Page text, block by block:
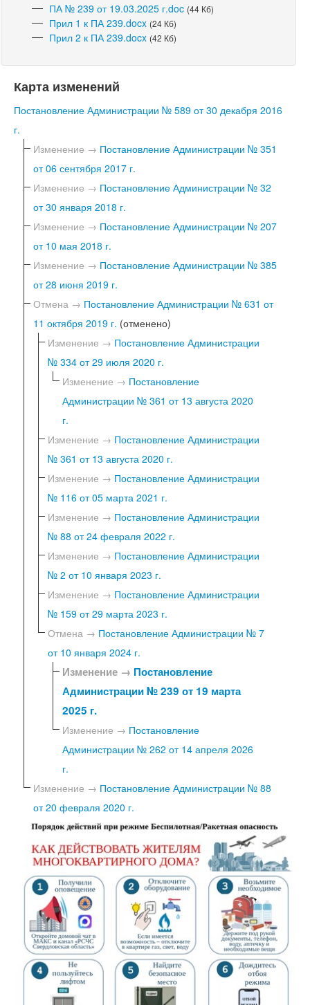
ПА № 239 от 19.03.2025 г.doc (44 Кб)
Прил 1 к ПА 239.docx (24 Кб)
Прил 2 к ПА 239.docx (42 Кб)
Карта изменений
Постановление Администрации № 589 от 30 декабря 2016
г.
Изменение → Постановление Администрации № 351
от 06 сентября 2017 г.
Изменение → Постановление Администрации № 32
от 30 января 2018 г.
Изменение → Постановление Администрации № 207
от 10 мая 2018 г.
Изменение → Постановление Администрации № 385
от 28 июня 2019 г.
Отмена → Постановление Администрации № 631 от
11 октября 2019 г. (отменено)
Изменение → Постановление Администрации
№ 334 от 29 июля 2020 г.
Изменение → Постановление
Администрации № 361 от 13 августа 2020
г.
Изменение → Постановление Администрации
№ 361 от 13 августа 2020 г.
Изменение → Постановление Администрации
№ 116 от 05 марта 2021 г.
Изменение → Постановление Администрации
№ 88 от 24 февраля 2022 г.
Изменение → Постановление Администрации
№ 2 от 10 января 2023 г.
Изменение → Постановление Администрации
№ 159 от 29 марта 2023 г.
Отмена → Постановление Администрации № 7
от 10 января 2024 г.
Изменение → Постановление
Администрации № 239 от 19 марта
2025 г.
Изменение → Постановление
Администрации № 262 от 14 апреля 2026
г.
Изменение → Постановление Администрации № 88
от 20 февраля 2020 г.